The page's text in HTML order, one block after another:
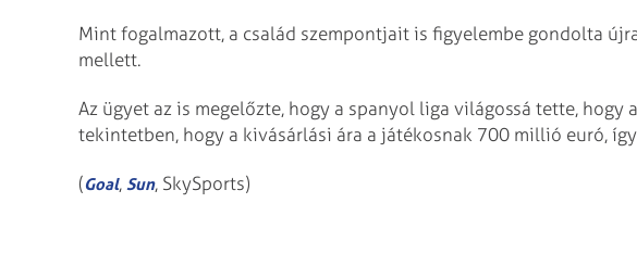
Mint fogalmazott, a család szempontjait is figyelembe gondolta
mellett.
Az ügyet az is megelőzte, hogy a spanyol liga világossá tette, hogy
tekintetben, hogy a kivásárlási ára a játékosnak 700 millió euró,
(Goal, Sun, SkySports)